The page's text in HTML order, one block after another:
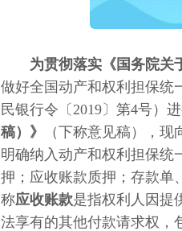
为贯彻落实《国务院关
做好全国动产和权利担保统
民银行令〔2019〕第4号）
稿）》
（下称意见稿），
明确纳入动产和权利担保统
押；应收账款质押；存款单
称应收账款是指权利人因提
法享有的其他付款请求权，